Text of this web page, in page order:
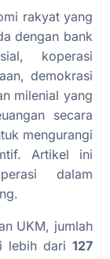
rakyat yang
dengan bank
koperasi
demokrasi
milenial yang
secara
mengurangi
Artikel ini
dalam
UKM, jumlah
lebih dari 127